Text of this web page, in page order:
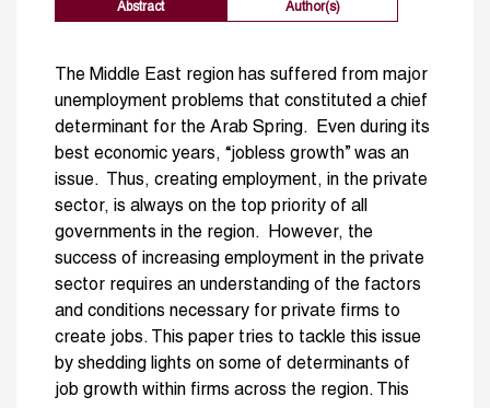
Abstract Author(s)
The Middle East region has suffered from major
unemployment problems that constituted a chief
determinant for the Arab Spring. Even during its
best economic years, “jobless growth” was an
issue. Thus, creating employment, in the private
sector, is always on the top priority of all
governments in the region. However, the
success of increasing employment in the private
sector requires an understanding of the factors
and conditions necessary for private firms to
create jobs. This paper tries to tackle this issue
by shedding lights on some of determinants of
job growth within firms across the region. This